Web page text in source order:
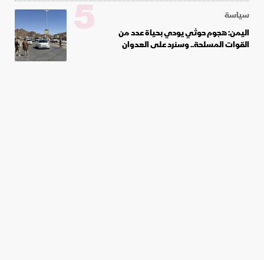
سياسة
اليمن: هجوم حوثي يودي بحياة عدد من
القوات المسلحة.. وسنرد على العدوان
5